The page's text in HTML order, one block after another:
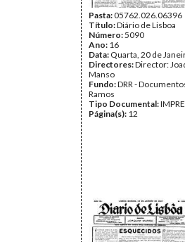
Pasta:05762.026.06396
Título:Diário de Lisboa
Número:5090
Ano: 16
Data: Quarta, 20 de
Directores:Director:
Manso
Fundo:DRR -
Ramos
Tipo Documental:
Página(s): 12